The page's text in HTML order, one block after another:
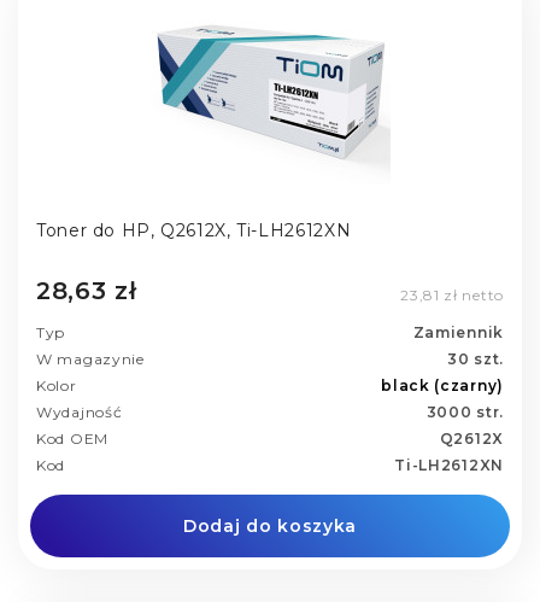
Toner do HP, Q2612X, Ti-LH2612XN
28,63 zł 23,81 zł netto
Typ
Zamiennik
W magazynie
30 szt.
Kolor
black (czarny)
Wydajność
3000 str.
Kod OEM
Q2612X
Kod
Ti-LH2612XN
Dodaj do koszyka